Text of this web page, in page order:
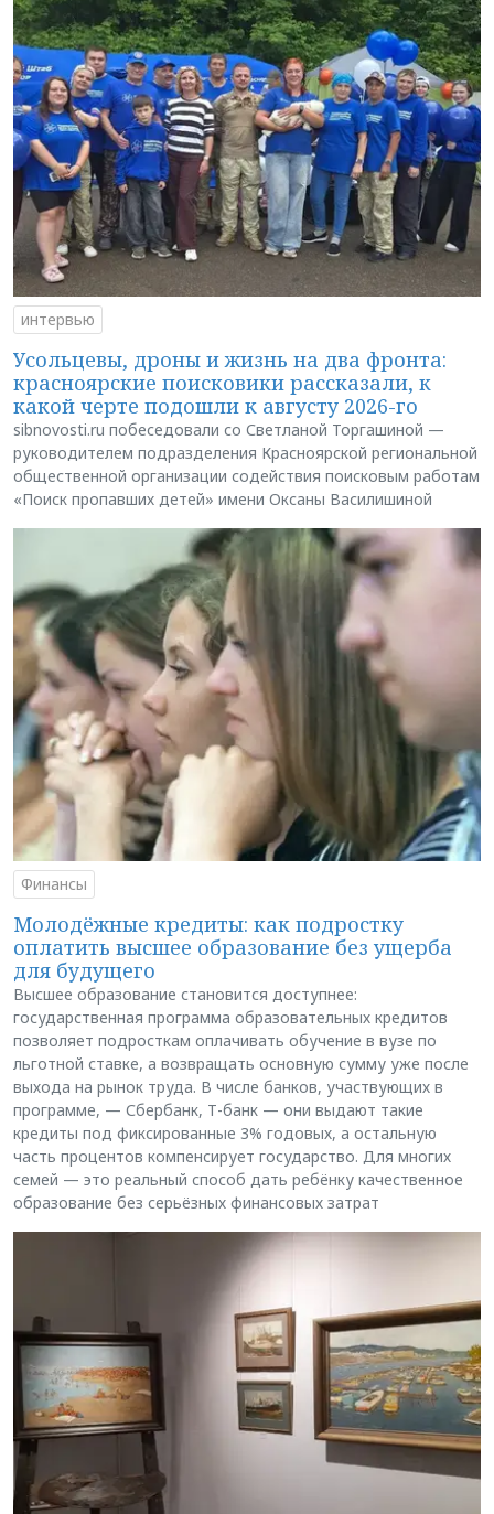
интервью
Усольцевы, дроны и жизнь на два фронта:
красноярские поисковики рассказали, к
какой черте подошли к августу 2026-го
sibnovosti.ru побеседовали со Светланой Торгашиной —
руководителем подразделения Красноярской региональной
общественной организации содействия поисковым работам
«Поиск пропавших детей» имени Оксаны Василишиной
Финансы
Молодёжные кредиты: как подростку
оплатить высшее образование без ущерба
для будущего
Высшее образование становится доступнее:
государственная программа образовательных кредитов
позволяет подросткам оплачивать обучение в вузе по
льготной ставке, а возвращать основную сумму уже после
выхода на рынок труда. В числе банков, участвующих в
программе, — Сбербанк, Т-банк — они выдают такие
кредиты под фиксированные 3% годовых, а остальную
часть процентов компенсирует государство. Для многих
семей — это реальный способ дать ребёнку качественное
образование без серьёзных финансовых затрат